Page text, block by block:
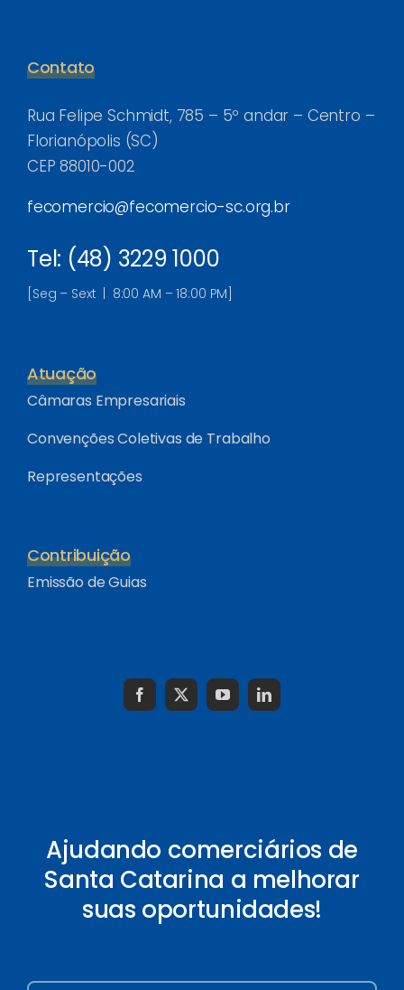
Contato
Rua Felipe Schmidt, 785 – 5º andar – Centro –
Florianópolis (SC)
CEP 88010-002
fecomercio@fecomercio-sc.org.br
Tel: (48) 3229 1000
[Seg – Sext | 8:00 AM – 18:00 PM]
Atuação
Câmaras Empresariais
Convenções Coletivas de Trabalho
Representações
Contribuição
Emissão de Guias
Ajudando comerciários de
Santa Catarina a melhorar
suas oportunidades!